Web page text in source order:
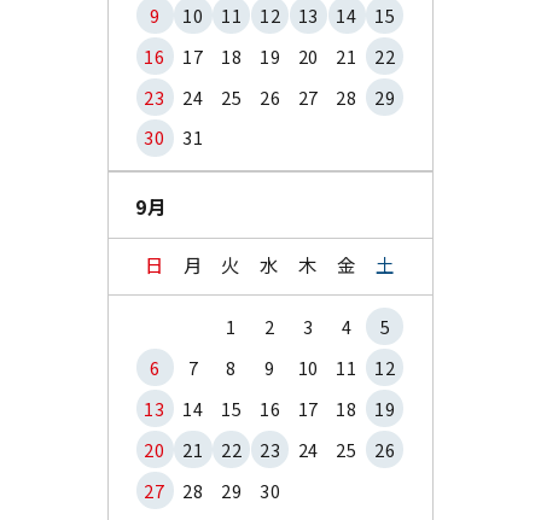
9
10 11 12 13 14
15
16
17 18 19 20 21
22
23
24 25 26 27 28
29
30
31
9月
日 月 火 水 木 金 土
1 2 3 4
5
6
7 8 9 10 11
12
13
14 15 16 17 18
19
20
21 22 23 24 25
26
27
28 29 30